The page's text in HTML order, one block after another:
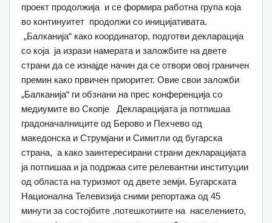
проект продолжија и се формира работна група која
во континуитет продолжи со иницијативата.
„Балканија“ како координатор, подготви декларација
со која ја изрази намерата и заложбите на двете
страни да се изнајде начин да се отвори овој граничен
премин како првичен приоритет. Овие свои заложби
„Балканија“ ги обзнани на прес конференција со
медиумите во Скопје Декларацијата ја потпишаа
градоначалниците од Берово и Пехчево од
македонска и Струмјани и Симитли од бугарска
страна, а како заинтересирани страни декларацијата
ја потпишаа и ја подржаа сите релевантни институции
од областа на туризмот од двете земји. Бугарската
Национална Телевизија сними репортажа од 45
минути за состојбите ,потешкотиите на населението,